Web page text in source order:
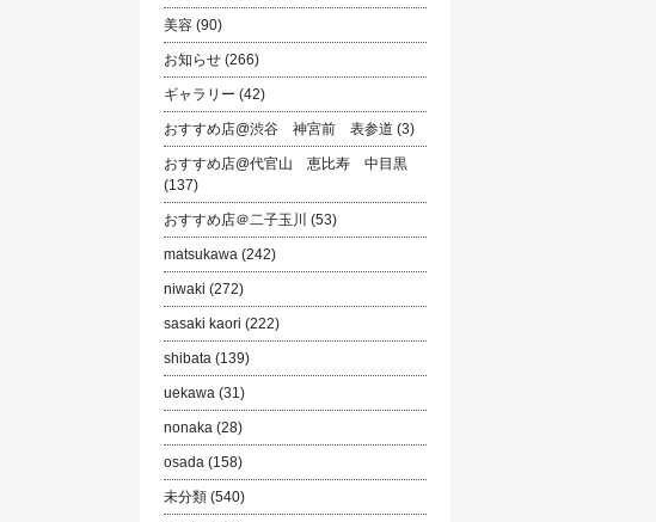
美容 (90)
お知らせ (266)
ギャラリー (42)
おすすめ店@渋谷 神宮前 表参道 (3)
おすすめ店@代官山 恵比寿 中目黒
(137)
おすすめ店＠二子玉川 (53)
matsukawa (242)
niwaki (272)
sasaki kaori (222)
shibata (139)
uekawa (31)
nonaka (28)
osada (158)
未分類 (540)